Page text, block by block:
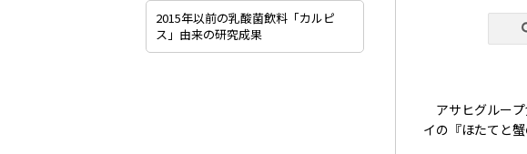
2015年以前の乳酸菌飲料「カルピ
ス」由来の研究成果
アサヒグループ
イの『ほたてと